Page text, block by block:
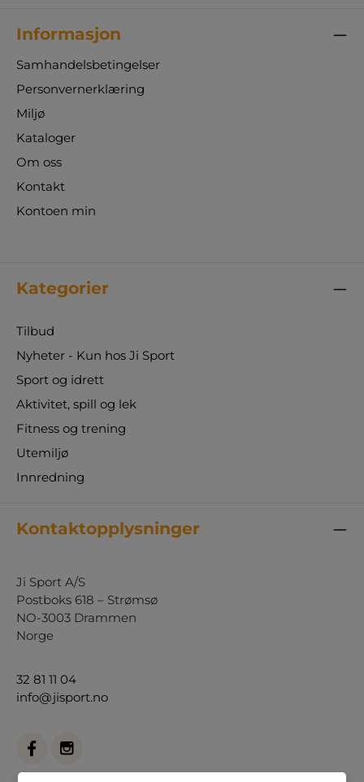
Informasjon
Samhandelsbetingelser
Personvernerklæring
Miljø
Kataloger
Om oss
Kontakt
Kontoen min
Kategorier
Tilbud
Nyheter - Kun hos Ji Sport
Sport og idrett
Aktivitet, spill og lek
Fitness og trening
Utemiljø
Innredning
Kontaktopplysninger
Ji Sport A/S
Postboks 618 – Strømsø
NO-3003 Drammen
Norge
32 81 11 04
info@jisport.no